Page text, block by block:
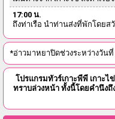
17:00 น.
ถึงท่าเรือ นำท่านส่งที่พักโดยส
*อ่าวมาหยาปิดช่วงระหว่างวันที่
โปรแกรมทัวร์เกาะพีพี เกาะ
ทราบล่วงหน้า ทั้งนี้โดยคำนึง